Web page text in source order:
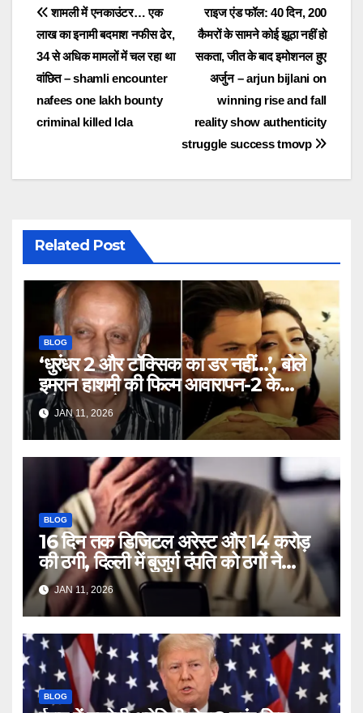
Post
navigation
राइज एंड फॉल: 40 दिन, 200
कैमरों के सामने कोई झूठा नहीं हो
सकता, जीत के बाद इमोशनल हुए
अर्जुन – arjun bijlani on
winning rise and fall
reality show authenticity
struggle success tmovp
शामली में एनकाउंटर… एक
लाख का इनामी बदमाश नफीस ढेर,
34 से अधिक मामलों में चल रहा था
वांछित – shamli encounter
nafees one lakh bounty
criminal killed lcla
Related Post
BLOG
‘धुरंधर 2 और टॉक्सिक का डर नहीं…’, बोले
इमरान हाशमी की फिल्म आवारापन-2 के
प्रोड्यूसर मुकेश भट्ट – Mukesh
Bhatt on Emraan Hashmi
Awarapan 2 delay release
date tmovg
JAN 11, 2026
BLOG
16 दिन तक डिजिटल अरेस्ट और 14 करोड़
की ठगी, दिल्ली में बुजुर्ग दंपति को ठगों ने
लगाया चूना – Delhi Cyber Fraud
elderly couple digital arrest
duped crores ntc rttm
JAN 11, 2026
BLOG